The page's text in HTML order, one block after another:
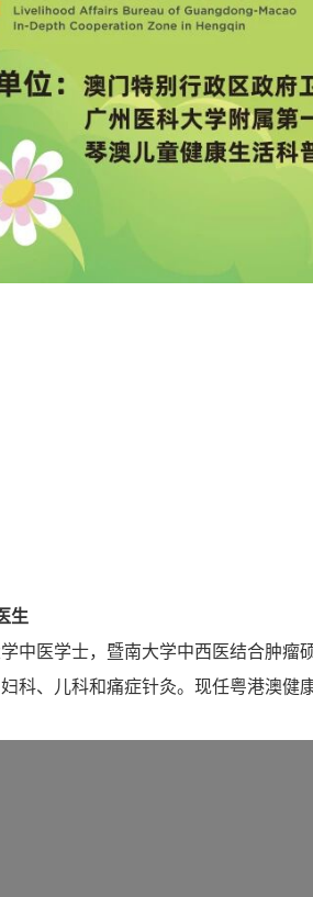
生
中医学士，暨南大学中西医结合肿瘤
科、儿科和痛症针灸。现任粤港澳健